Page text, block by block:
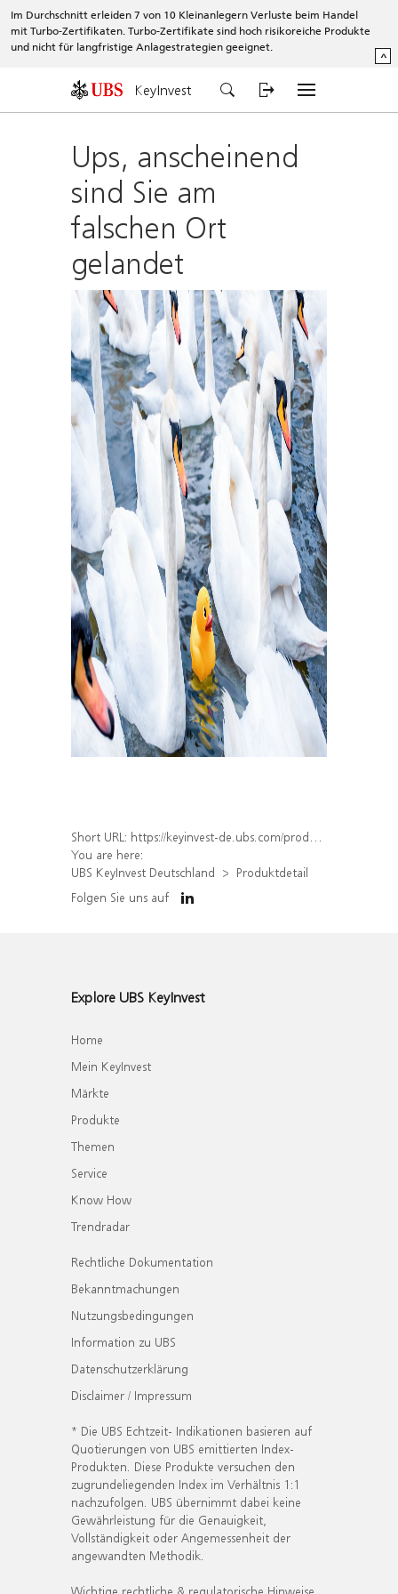
Im Durchschnitt erleiden 7 von 10 Kleinanlegern Verluste beim Handel
mit Turbo-Zertifikaten. Turbo-Zertifikate sind hoch risikoreiche Produkte
und nicht für langfristige Anlagestrategien geeignet.
^
KeyInvest
Ups, anscheinend
sind Sie am
falschen Ort
gelandet
Short URL: https://keyinvest-de.ubs.com/produkt/detail/index/isin/DE000WA6EBL5
You are here:
UBS KeyInvest Deutschland
Produktdetail
Folgen Sie uns auf
Explore UBS KeyInvest
Home
Mein KeyInvest
Märkte
Produkte
Themen
Service
Know How
Trendradar
Rechtliche Dokumentation
Bekanntmachungen
Nutzungsbedingungen
Information zu UBS
Datenschutzerklärung
Disclaimer / Impressum
* Die UBS Echtzeit- Indikationen basieren auf
Quotierungen von UBS emittierten Index-
Produkten. Diese Produkte versuchen den
zugrundeliegenden Index im Verhältnis 1:1
nachzufolgen. UBS übernimmt dabei keine
Gewährleistung für die Genauigkeit,
Vollständigkeit oder Angemessenheit der
angewandten Methodik.